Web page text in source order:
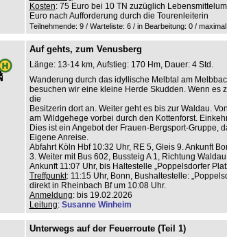
Kosten: 75 Euro bei 10 TN zuzüglich
Euro nach Aufforderung durch die Tourenleiterin
Teilnehmende: 9 / Warteliste: 6 / in Bearbeitung: 0 /
Auf gehts, zum Venusberg
Länge: 13-14 km, Aufstieg: 170 Hm, Dauer: 4 Std.
Wanderung durch das idyllische Melbtal am
besuchen wir eine kleine Herde Skudden. Wenn es
die
Besitzerin dort an. Weiter geht es bis zur Waldau.
am Wildgehege vorbei durch den Kottenforst.
Dies ist ein Angebot der Frauen-Bergsport-Gruppe,
Eigene Anreise.
Abfahrt Köln Hbf 10:32 Uhr, RE 5, Gleis 9. Ankunft
3. Weiter mit Bus 602, Bussteig A 1, Richtung
Ankunft 11:07 Uhr, bis Haltestelle „Poppelsdorfer
Treffpunkt: 11:15 Uhr, Bonn, Bushaltestelle:
direkt in Rheinbach Bf um 10:08 Uhr.
Anmeldung: bis 19.02.2026
Leitung: Susanne Winheim
Unterwegs auf der Feuerroute (Teil 1)